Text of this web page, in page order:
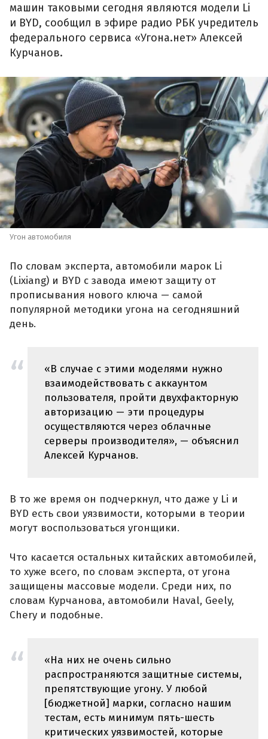
машин таковыми сегодня являются модели Li
и BYD, сообщил в эфире радио РБК учредитель
федерального сервиса «Угона.нет» Алексей
Курчанов.
Угон автомобиля
По словам эксперта, автомобили марок Li
(Lixiang) и BYD с завода имеют защиту от
прописывания нового ключа — самой
популярной методики угона на сегодняшний
день.
«В случае с этими моделями нужно
взаимодействовать с аккаунтом
пользователя, пройти двухфакторную
авторизацию — эти процедуры
осуществляются через облачные
серверы производителя», — объяснил
Алексей Курчанов.
В то же время он подчеркнул, что даже у Li и
BYD есть свои уязвимости, которыми в теории
могут воспользоваться угонщики.
Что касается остальных китайских автомобилей,
то хуже всего, по словам эксперта, от угона
защищены массовые модели. Среди них, по
словам Курчанова, автомобили Haval, Geely,
Chery и подобные.
«На них не очень сильно
распространяются защитные системы,
препятствующие угону. У любой
[бюджетной] марки, согласно нашим
тестам, есть минимум пять-шесть
критических уязвимостей, которые